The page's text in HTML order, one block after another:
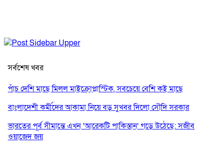
সর্বশেষ খবর
পাঁচ দেশি মাছে মিলল মাইক্রোপ্লাস্টিক, সবচেয়ে বেশি কই মাছে
বাংলাদেশী কর্মীদের আকামা নিয়ে বড় সুখবর দিলো সৌদি সরকার
ভারতের পূর্ব সীমান্তে এখন ‘আরেকটি পাকিস্তান’ গড়ে উঠেছে: সজীব
ওয়াজেদ জয়